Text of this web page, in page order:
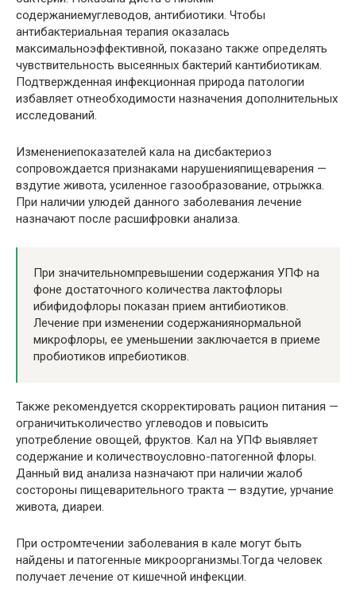
содержаниемуглеводов, антибиотики. Чтобы
антибактериальная терапия оказалась
максимальноэффективной, показано также определять
чувствительность высеянных бактерий кантибиотикам.
Подтвержденная инфекционная природа патологии
избавляет отнеобходимости назначения дополнительных
исследований.
Изменениепоказателей кала на дисбактериоз
сопровождается признаками нарушенияпищеварения —
вздутие живота, усиленное газообразование, отрыжка.
При наличии улюдей данного заболевания лечение
назначают после расшифровки анализа.
При значительномпревышении содержания УПФ на
фоне достаточного количества лактофлоры
ибифидофлоры показан прием антибиотиков.
Лечение при изменении содержаниянормальной
микрофлоры, ее уменьшении заключается в приеме
пробиотиков ипребиотиков.
Также рекомендуется скорректировать рацион питания —
ограничитьколичество углеводов и повысить
употребление овощей, фруктов. Кал на УПФ выявляет
содержание и количествоусловно-патогенной флоры.
Данный вид анализа назначают при наличии жалоб
состороны пищеварительного тракта — вздутие, урчание
живота, диареи.
При остромтечении заболевания в кале могут быть
найдены и патогенные микроорганизмы.Тогда человек
получает лечение от кишечной инфекции.